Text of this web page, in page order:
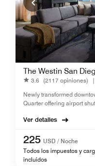
The Westin San
3.6 (2117 opiniones) |
Newly transformed
Quarter offering airport
Ver detalles
225 USD / Noche
Todos los impuestos y
incluidos